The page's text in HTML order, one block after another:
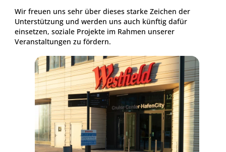
Wir freuen uns sehr über dieses starke Zeichen der
Unterstützung und werden uns auch künftig dafür
einsetzen, soziale Projekte im Rahmen unserer
Veranstaltungen zu fördern.